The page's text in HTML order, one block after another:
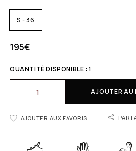
S - 36
195€
QUANTITÉ DISPONIBLE : 1
AJOUTER AU
AJOUTER AUX FAVORIS